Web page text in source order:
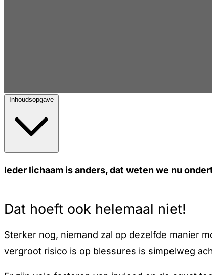
Inhoudsopgave
Ieder lichaam is anders, dat weten we nu
Dat hoeft ook helemaal niet!
Sterker nog, niemand zal op dezelfde manier
vergroot risico is op blessures is simpelweg